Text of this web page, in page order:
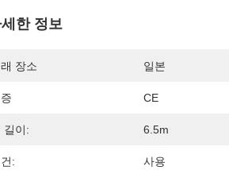
한 정보
장소 일본
CE
길이: 6.5m
: 사용